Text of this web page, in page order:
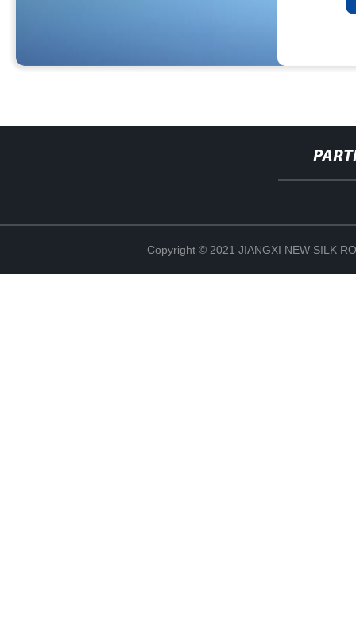
Copyright © 2021 JIANGXI NEW SILK